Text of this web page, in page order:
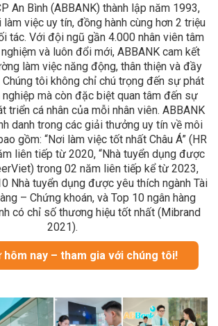
An Bình (ABBANK) thành lập năm 1993,
việc uy tín, đồng hành cùng hơn 2 triệu
tác. Với đội ngũ gần 4.000 nhân viên tâm
và luôn đổi mới, ABBANK cam kết
làm việc năng động, thân thiện và đầy
tôi không chỉ chú trọng đến sự phát
nghiệp mà còn đặc biệt quan tâm đến sự
triển cá nhân của mỗi nhân viên. ABBANK
danh trong các giải thưởng uy tín về môi
gồm: “Nơi làm việc tốt nhất Châu Á” (HR
liên tiếp từ 2020, “Nhà tuyển dụng được
trong 02 năm liên tiếp kể từ 2023,
Nhà tuyển dụng được yêu thích ngành Tài
– Chứng khoán, và Top 10 ngân hàng
có chỉ số thương hiệu tốt nhất (Mibrand
2021).
hôm nay – tham gia với chúng tôi!